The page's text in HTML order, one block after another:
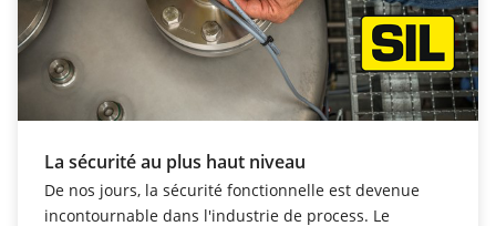
La sécurité au plus haut niveau
De nos jours, la sécurité fonctionnelle est devenue
incontournable dans l'industrie de process. Le